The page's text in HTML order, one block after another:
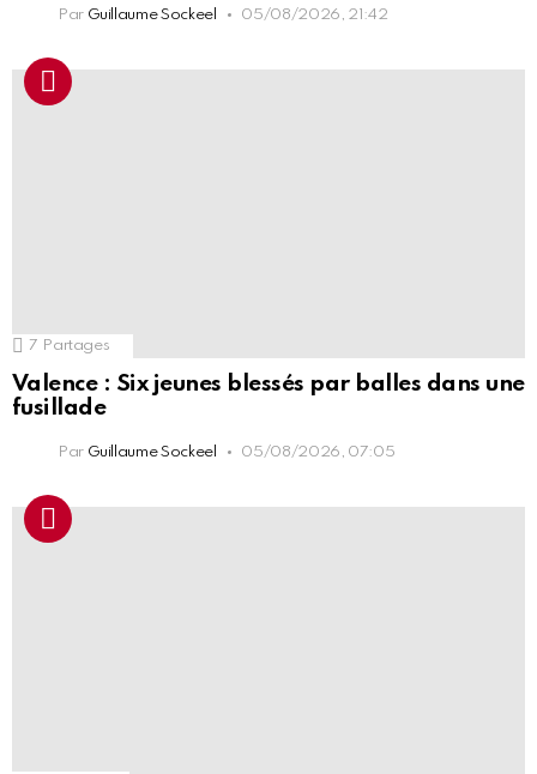
Par Guillaume Sockeel 05/08/2026, 21:42
7 Partages
Valence : Six jeunes blessés par balles dans une
fusillade
Par Guillaume Sockeel 05/08/2026, 07:05